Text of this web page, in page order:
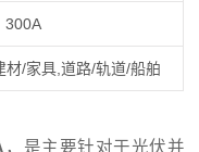
300A
材/家具,道路/轨道/船舶
，是主要针对于光伏并